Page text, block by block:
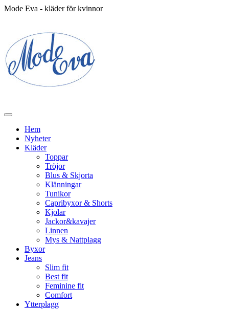
Mode Eva - kläder för kvinnor
Hem
Nyheter
Kläder
Toppar
Tröjor
Blus & Skjorta
Klänningar
Tunikor
Capribyxor & Shorts
Kjolar
Jackor&kavajer
Linnen
Mys & Nattplagg
Byxor
Jeans
Slim fit
Best fit
Feminine fit
Comfort
Ytterplagg